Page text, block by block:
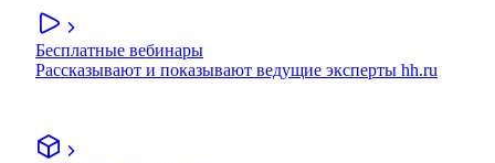
Бесплатные вебинары
Рассказывают и показывают ведущие эксперты hh.ru